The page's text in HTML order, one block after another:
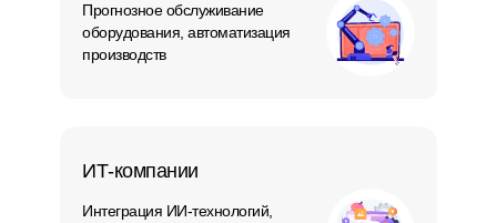
Прогнозное обслуживание
оборудования, автоматизация
производств
ИТ-компании
Интеграция ИИ-технологий,